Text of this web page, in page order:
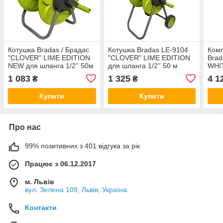
Котушка Bradas / Брадас
"CLOVER" LIME EDITION
NEW для шланга 1/2'' 50м
1 083 ₴
Купити
Котушка Bradas LE-9104
"CLOVER" LIME EDITION
для шланга 1/2'' 50 м
1 325₴
Купити
4
Про нас
99% позитивних з 401 відгука за рік
Працює з 06.12.2017
м. Львів
вул. Зелена 109, Львів, Україна
Контакти